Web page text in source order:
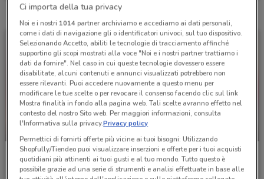
Giocheria
Scade mercoledì 1.7 km
Giocheria
Scade mercoledì 1.7 km
Ci importa della tua privacy
Noi e i nostri 1014partner archiviamo e accediamo ai dati personali,
come i dati di navigazione gli o identificatori univoci, sul tuo dispositivo.
Selezionando Accetto, abiliti le tecnologie di tracciamento affinché
supportino gli scopi mostrati alla voce "Noi e i nostri partner trattiamo i
dati da fornire". Nel caso in cui queste tecnologie dovessero essere
disabilitate, alcuni contenuti e annunci visualizzati potrebbero non
essere rilevanti. Puoi accedere nuovamente a questo menu per
modificare le tue scelte o per revocare il consenso facendo clic sul link
Mostra finalità in fondo alla pagina web. Tali scelte avranno effetto nel
contesto del nostro Sito web. Per maggiori informazioni, consulta
l'Informativa sulla privacy.Privacy policy
Permettici di fornirti offerte più vicine ai tuoi bisogni: Utilizzando
Shopfully/Tiendeo puoi visualizzare inserzioni e offerte per i tuoi acquisti
quotidiani più attinenti ai tuoi gusti e al tuo mondo. Tutto questo è
possibile grazie ad una serie di strumenti e analisi effettuate in base alle